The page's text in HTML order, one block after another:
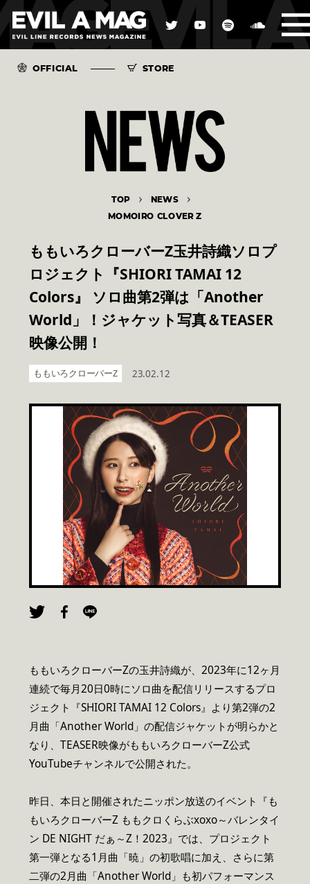
OFFICIAL STORE
TOP NEWS
MOMOIRO CLOVER Z
ももいろクローバーZ玉井詩織ソロプ
ロジェクト『SHIORI TAMAI 12
Colors』 ソロ曲第2弾は「Another
World」！ジャケット写真＆TEASER
映像公開！
ももいろクローバーZ 23.02.12
ももいろクローバーZの玉井詩織が、2023年に12ヶ月
連続で毎月20日0時にソロ曲を配信リリースするプロ
ジェクト『SHIORI TAMAI 12 Colors』より第2弾の2
月曲「Another World」の配信ジャケットが明らかと
なり、TEASER映像がももいろクローバーZ公式
YouTubeチャンネルで公開された。
昨日、本日と開催されたニッポン放送のイベント『も
もいろクローバーZ ももクロくらぶxoxo～バレンタイ
ン DE NIGHT だぁ～Z！2023』では、プロジェクト
第一弾となる1月曲「暁」の初歌唱に加え、さらに第
二弾の2月曲「Another World」も初パフォーマンス